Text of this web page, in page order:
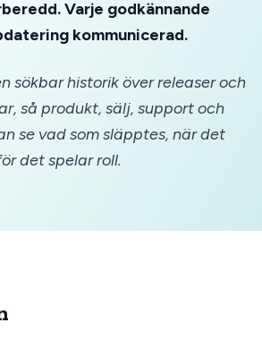
Varje godkännande
kommunicerad.
sökbar historik över releaser och
så produkt, sälj, support och
se vad som släpptes, när det
det spelar roll.